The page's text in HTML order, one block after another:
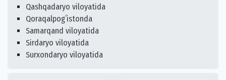
Qashqadaryo viloyatida
Qoraqalpogʻistonda
Samarqand viloyatida
Sirdaryo viloyatida
Surxondaryo viloyatida